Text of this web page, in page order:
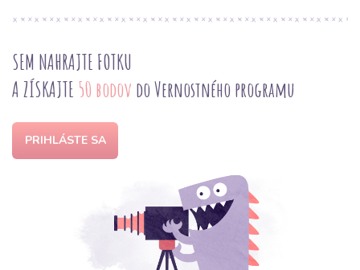
SEM NAHRAJTE FOTKU
A ZÍSKAJTE 50 bodov do Vernostného programu
PRIHLÁSTE SA